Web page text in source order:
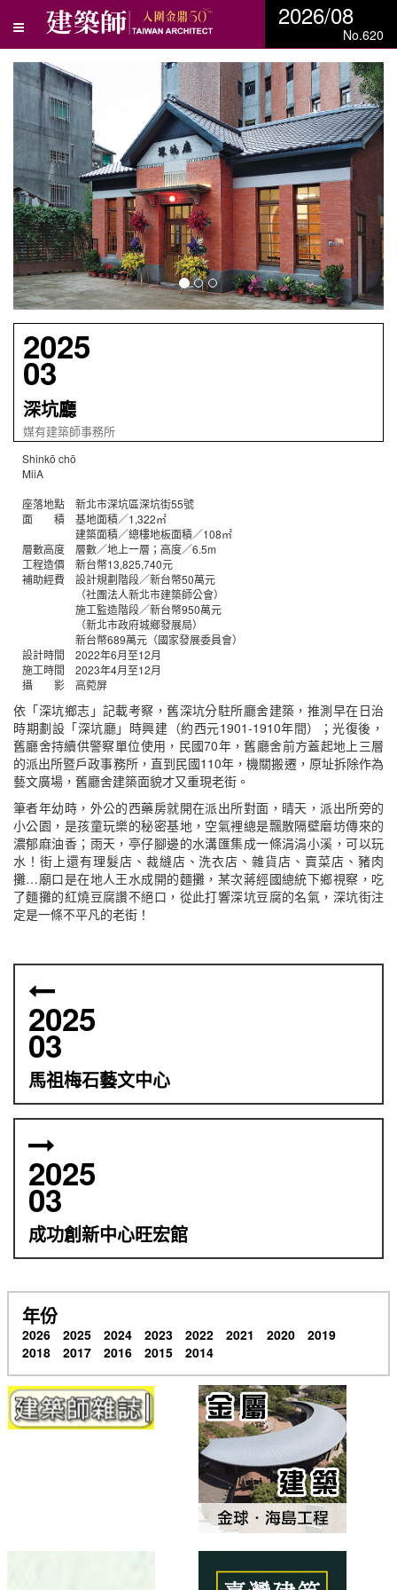
2026/08
No.620
N
e
x
t
2025
03
深坑廳
媒有建築師事務所
Shinkō chō
MiiA
座落地點 新北市深坑區深坑街55號
面 積 基地面積／1,322㎡
建築面積／總樓地板面積／108㎡
層數高度 層數／地上一層；高度／6.5m
工程造價 新台幣13,825,740元
補助經費 設計規劃階段／新台幣50萬元
（社團法人新北市建築師公會）
施工監造階段／新台幣950萬元
（新北市政府城鄉發展局）
新台幣689萬元（國家發展委員會）
設計時間 2022年6月至12月
施工時間 2023年4月至12月
攝 影 高菀屏
依「深坑鄉志」記載考察，舊深坑分駐所廳舍建築，推測早在日治
時期劃設「深坑廳」時興建（約西元1901-1910年間）；光復後，
舊廳舍持續供警察單位使用，民國70年，舊廳舍前方蓋起地上三層
的派出所暨戶政事務所，直到民國110年，機關搬遷，原址拆除作為
藝文廣場，舊廳舍建築面貌才又重現老街。
筆者年幼時，外公的西藥房就開在派出所對面，晴天，派出所旁的
小公園，是孩童玩樂的秘密基地，空氣裡總是飄散隔壁磨坊傳來的
濃郁麻油香；雨天，亭仔腳邊的水溝匯集成一條涓涓小溪，可以玩
水！街上還有理髮店、裁縫店、洗衣店、雜貨店、賣菜店、豬肉
攤…廟口是在地人王水成開的麵攤，某次蔣經國總統下鄉視察，吃
了麵攤的紅燒豆腐讚不絕口，從此打響深坑豆腐的名氣，深坑街注
定是一條不平凡的老街！
2025
03
馬祖梅石藝文中心
2025
03
成功創新中心旺宏館
年份
2026 2025 2024 2023 2022 2021 2020
2019
2018
2017 2016 2015 2014